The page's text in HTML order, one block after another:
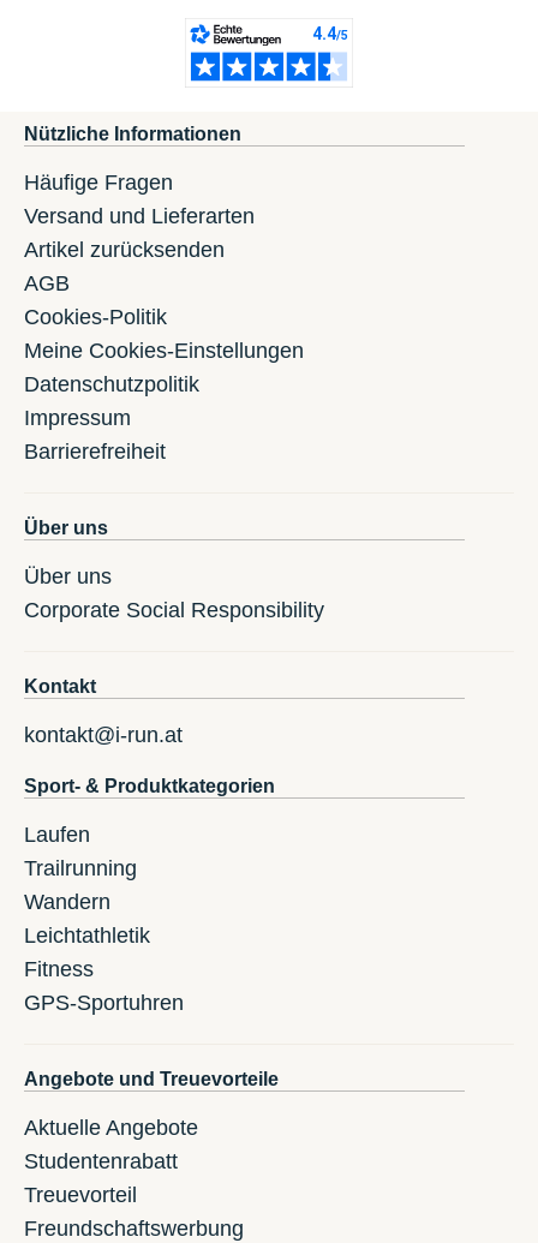
Nützliche Informationen
Häufige Fragen
Versand und Lieferarten
Artikel zurücksenden
AGB
Cookies-Politik
Meine Cookies-Einstellungen
Datenschutzpolitik
Impressum
Barrierefreiheit
Über uns
Über uns
Corporate Social Responsibility
Kontakt
kontakt@i-run.at
Sport- & Produktkategorien
Laufen
Trailrunning
Wandern
Leichtathletik
Fitness
GPS-Sportuhren
Angebote und Treuevorteile
Aktuelle Angebote
Studentenrabatt
Treuevorteil
Freundschaftswerbung